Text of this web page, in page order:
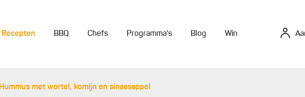
Recepten BBQ Chefs Programma's Blog Win
Hummus met wortel, komijn en sinaasappel